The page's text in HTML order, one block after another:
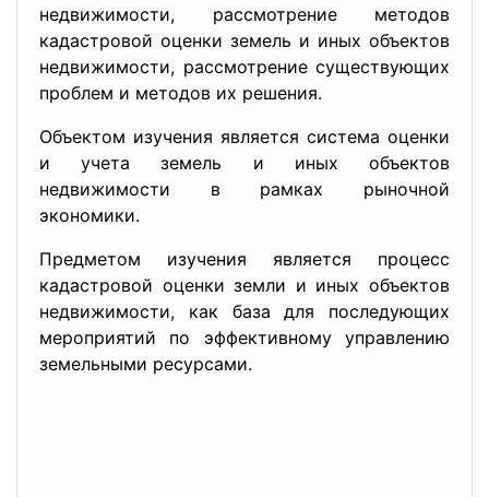
недвижимости, рассмотрение методов
кадастровой оценки земель и иных объектов
недвижимости, рассмотрение существующих
проблем и методов их решения.
Объектом изучения является система оценки
и учета земель и иных объектов
недвижимости в рамках рыночной
экономики.
Предметом изучения является процесс
кадастровой оценки земли и иных объектов
недвижимости, как база для последующих
мероприятий по эффективному управлению
земельными ресурсами.